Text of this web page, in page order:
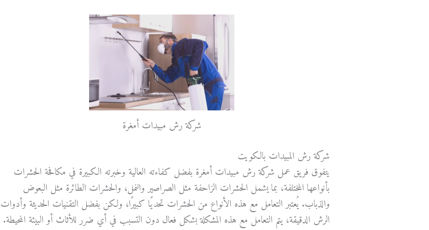
شركة رش مبيدات أمغرة
شركة رش المبيدات بالكويت
يتفوق فريق عمل شركة رش مبيدات أمغرة بفضل كفاءته العالية وخبرته الكبيرة في مكافحة الحشرات
بأنواعها المختلفة، بما يشمل الحشرات الزاحفة مثل الصراصير والنمل، والحشرات الطائرة مثل البعوض
والذباب. يُعتبر التعامل مع هذه الأنواع من الحشرات تحديًا كبيرًا، ولكن بفضل التقنيات الحديثة وأدوات
الرش الدقيقة، يتم التعامل مع هذه المشكلة بشكل فعال دون التسبب في أي ضرر للأثاث أو البيئة المحيطة.